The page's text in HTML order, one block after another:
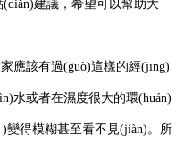
建議，希望可以幫助大
家應該有過(guò)這樣的經(jīng)
水或者在濕度很大的環(huán)
變得模糊甚至看不見(jiàn)。所